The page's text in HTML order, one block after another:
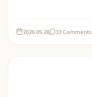
2026.05.28 33 Comments